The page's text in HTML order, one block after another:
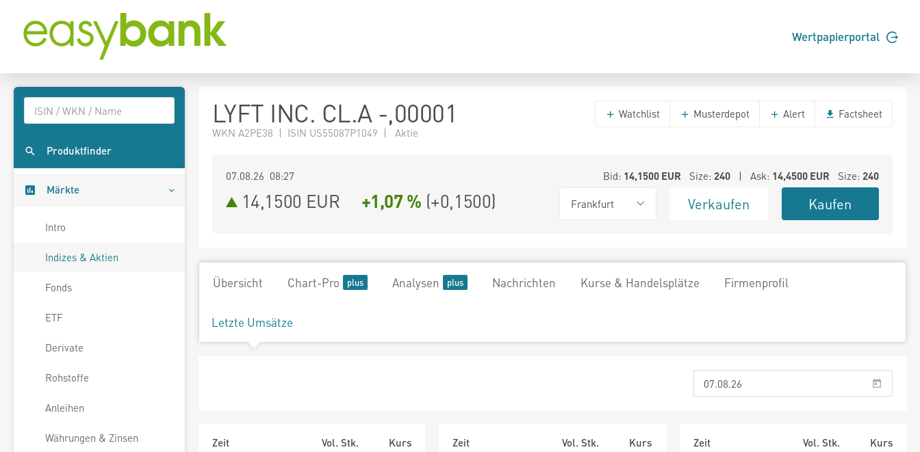
Wertpapierportal
Produktfinder
Märkte
Intro
Indizes & Aktien
Fonds
ETF
Derivate
Rohstoffe
Anleihen
Währungen & Zinsen
LYFT INC. CL.A -,00001
WKN A2PE38 | ISIN US55087P1049 | Aktie
Watchlist Musterdepot Alert Factsheet
07.08.26 08:27 Bid: 14,1500EUR Size: 240| Ask: 14,4500EUR Size: 240
14,1500 EUR +1,07 % (+0,1500) Frankfurt Verkaufen Kaufen
Übersicht Chart-Pro Analysen Nachrichten Kurse & Handelsplätze Firmenprofil
Letzte Umsätze
Zeit Vol. Stk.
Kurs
Zeit Vol. Stk.
Kurs
Zeit Vol. Stk.
Kurs